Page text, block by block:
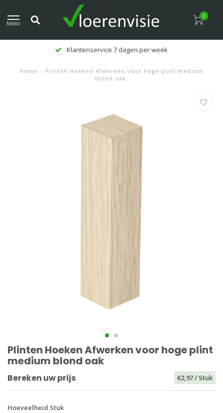
MENU
0
Klantenservice 7 dagen per week
Home / Plinten Hoeken Afwerken voor hoge plint medium
blond oak
Plinten Hoeken Afwerken voor hoge plint
medium blond oak
Bereken uw prijs €2,97/ Stuk
Hoeveelheid Stuk